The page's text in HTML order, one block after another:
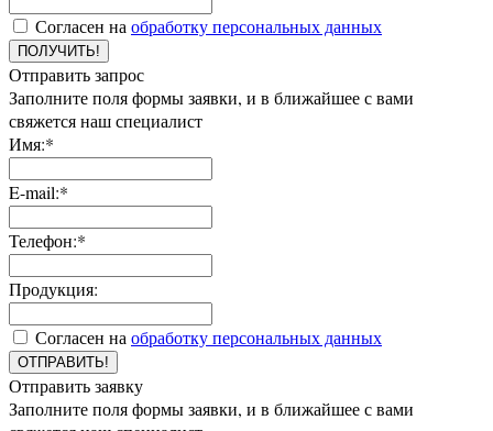
Согласен на обработку персональных данных
ПОЛУЧИТЬ!
Отправить запрос
Заполните поля формы заявки, и в ближайшее с вами
свяжется наш специалист
Имя:*
E-mail:*
Телефон:*
Продукция:
Согласен на обработку персональных данных
ОТПРАВИТЬ!
Отправить заявку
Заполните поля формы заявки, и в ближайшее с вами